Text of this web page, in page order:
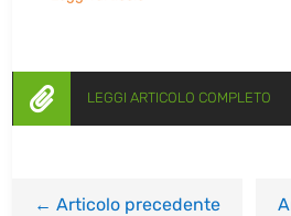
 LEGGI ARTICOLO COMPLETO
←Articolo precedente